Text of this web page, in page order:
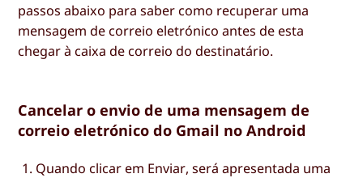
passos abaixo para saber como recuperar uma
mensagem de correio eletrónico antes de esta
chegar à caixa de correio do destinatário.
Cancelar o envio de uma mensagem de
correio eletrónico do Gmail no Android
Quando clicar em Enviar, será apresentada uma